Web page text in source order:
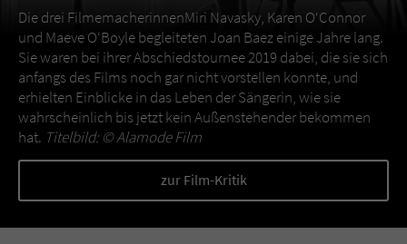
Die drei FilmemacherinnenMiri Navasky, Karen O‘Connor
und Maeve O‘Boyle begleiteten Joan Baez einige Jahre lang.
Sie waren bei ihrer Abschiedstournee 2019 dabei, die sie sich
anfangs des Films noch gar nicht vorstellen konnte, und
erhielten Einblicke in das Leben der Sängerin, wie sie
wahrscheinlich bis jetzt kein Außenstehender bekommen
hat. Titelbild: ©Alamode Film
zur Film-Kritik